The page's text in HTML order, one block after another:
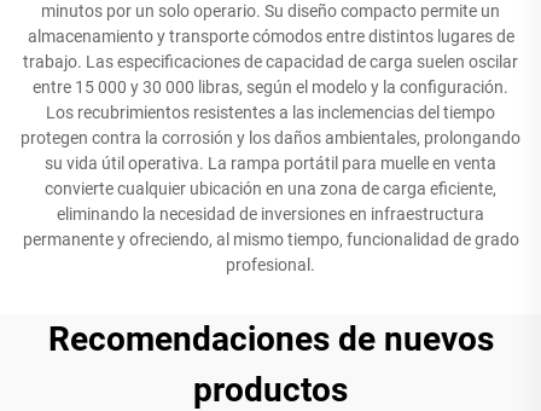
minutos por un solo operario. Su diseño compacto permite un
almacenamiento y transporte cómodos entre distintos lugares de
trabajo. Las especificaciones de capacidad de carga suelen oscilar
entre 15 000 y 30 000 libras, según el modelo y la configuración.
Los recubrimientos resistentes a las inclemencias del tiempo
protegen contra la corrosión y los daños ambientales, prolongando
su vida útil operativa. La rampa portátil para muelle en venta
convierte cualquier ubicación en una zona de carga eficiente,
eliminando la necesidad de inversiones en infraestructura
permanente y ofreciendo, al mismo tiempo, funcionalidad de grado
profesional.
Recomendaciones de nuevos
productos